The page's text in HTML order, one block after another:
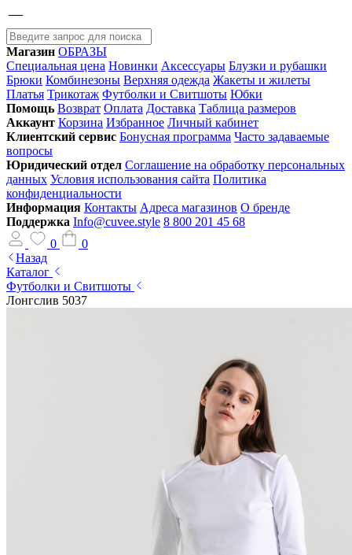
Магазин ОБРАЗЫ
Специальная цена Новинки Аксессуары Блузки и рубашки
Брюки Комбинезоны Верхняя одежда Жакеты и жилеты
Платья Трикотаж Футболки и Свитшоты Юбки
Помощь Возврат Оплата Доставка Таблица размеров
Аккаунт Корзина Избранное Личный кабинет
Клиентский сервис Бонусная программа Часто задаваемые
вопросы
Юридический отдел Соглашение на обработку персональных
данных Условия использования сайта Политика
конфиденциальности
Информация Контакты Адреса магазинов О бренде
Поддержка Info@cuvee.style 8 800 201 45 68
0
0
Назад
Каталог
Футболки и Свитшоты
Лонгслив 5037